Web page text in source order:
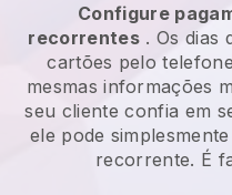
Configure
recorrentes . Os dias
cartões pelo
mesmas informações
seu cliente confia em
ele pode
recorrente. É